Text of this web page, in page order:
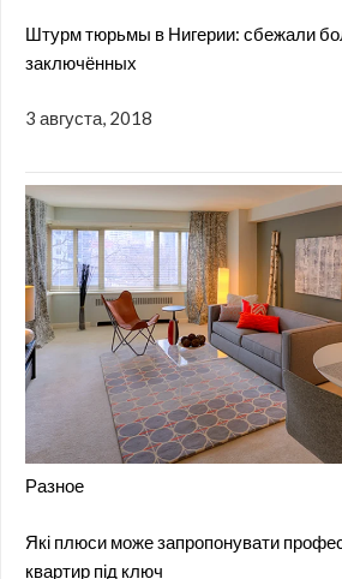
Штурм тюрьмы в Нигерии: сбежали
заключённых
3 августа, 2018
Разное
Які плюси може запропонувати
квартир під ключ